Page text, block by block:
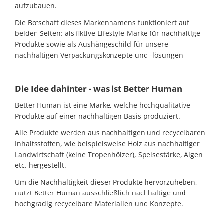
aufzubauen.
Die Botschaft dieses Markennamens funktioniert auf
beiden Seiten: als fiktive Lifestyle-Marke für nachhaltige
Produkte sowie als Aushängeschild für unsere
nachhaltigen Verpackungskonzepte und -lösungen.
Die Idee dahinter - was ist Better Human
Better Human ist eine Marke, welche hochqualitative
Produkte auf einer nachhaltigen Basis produziert.
Alle Produkte werden aus nachhaltigen und recycelbaren
Inhaltsstoffen, wie beispielsweise Holz aus nachhaltiger
Landwirtschaft (keine Tropenhölzer), Speisestärke, Algen
etc. hergestellt.
Um die Nachhaltigkeit dieser Produkte hervorzuheben,
nutzt Better Human ausschließlich nachhaltige und
hochgradig recycelbare Materialien und Konzepte.